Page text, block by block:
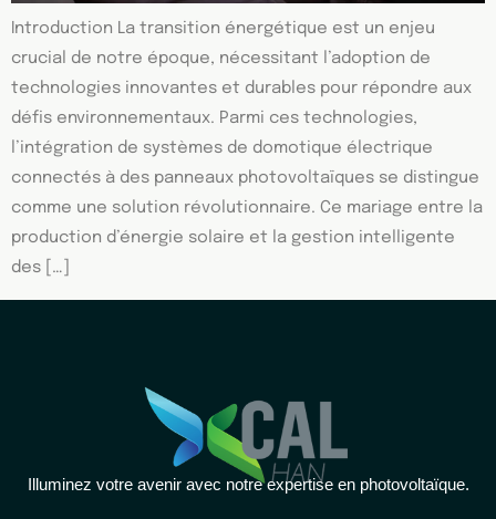
Introduction La transition énergétique est un enjeu
crucial de notre époque, nécessitant l’adoption de
technologies innovantes et durables pour répondre aux
défis environnementaux. Parmi ces technologies,
l’intégration de systèmes de domotique électrique
connectés à des panneaux photovoltaïques se distingue
comme une solution révolutionnaire. Ce mariage entre la
production d’énergie solaire et la gestion intelligente
des […]
Illuminez votre avenir avec notre expertise en photovoltaïque.